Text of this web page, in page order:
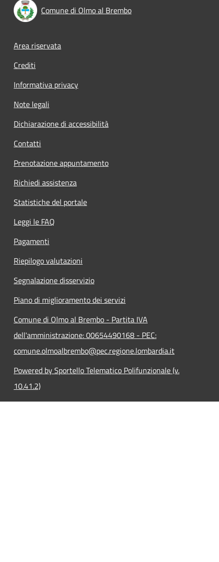
Comune di Olmo al Brembo
Footer menu
Area riservata
Crediti
Informativa privacy
Note legali
Dichiarazione di accessibilità
Contatti
Prenotazione appuntamento
Richiedi assistenza
Statistiche del portale
Leggi le FAQ
Pagamenti
Riepilogo valutazioni
Segnalazione disservizio
Piano di miglioramento dei servizi
Comune di Olmo al Brembo - Partita IVA
dell'amministrazione: 00654490168 - PEC:
comune.olmoalbrembo@pec.regione.lombardia.it
Powered by Sportello Telematico Polifunzionale (v.
10.41.2)